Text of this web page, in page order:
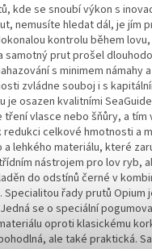
kde se snoubí výkon s
nemusíte hledat dál, je jím
kontrolu během lovu,
samotný prut prošel
s minimem námahy
zvládne souboj i s
osazen kvalitními
vlasce nebo šňůry, a
celkové hmotnosti a
lehkého materiálu, které
nástrojem pro lov ryb,
do odstínů černé v
řady prutů Opium
se o speciální
oproti klasickému
ale také praktická.